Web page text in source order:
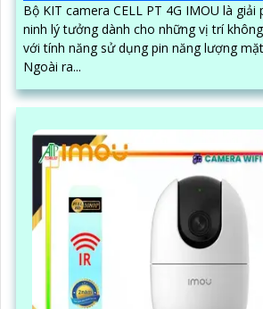
Bộ KIT camera CELL PT 4G IMOU là giải
ninh lý tưởng dành cho những vị trí
với tính năng sử dụng pin năng lượng
Ngoài ra...